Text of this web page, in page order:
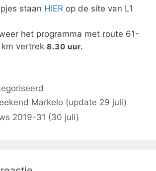
staan HIER op de site van L1
het programma met route 61-
vertrek 8.30 uur.
Markelo (update 29 juli)
2019-31 (30 juli)